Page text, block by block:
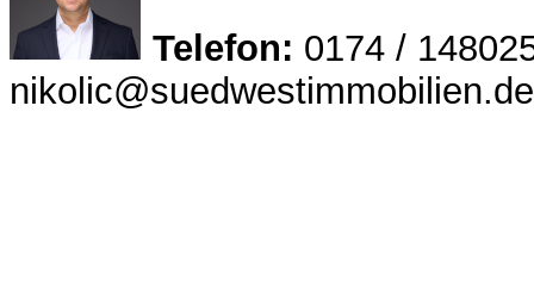
Telefon: 0174 /
nikolic@suedwestimmobilien.de